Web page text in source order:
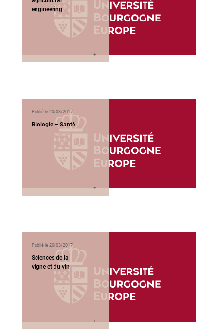
engineering
Publié le 20/03/2017
Biologie – Santé
Publié le 20/03/2017
Sciences de la
vigne et du vin